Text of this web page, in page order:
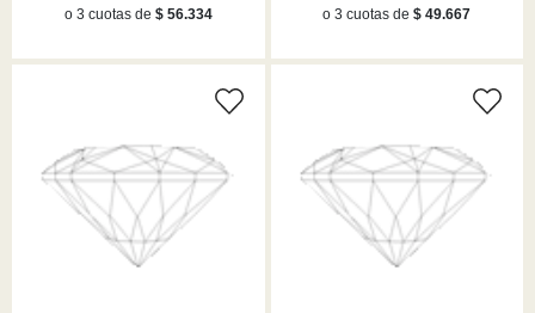
o 3 cuotas de $ 56.334
o 3 cuotas de$ 49.667